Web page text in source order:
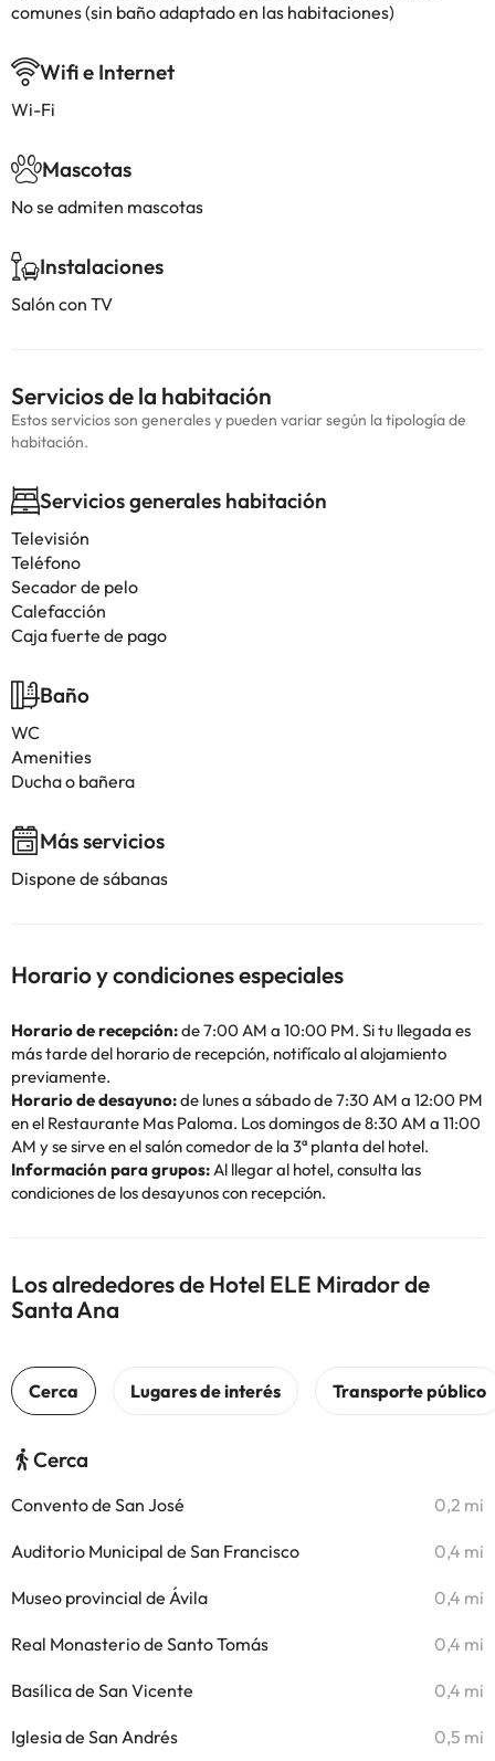
comunes (sin baño adaptado en las habitaciones)
Wifi e Internet
Wi-Fi
Mascotas
No se admiten mascotas
Instalaciones
Salón con TV
Servicios de la habitación
Estos servicios son generales y pueden variar según la tipología de
habitación.
Servicios generales habitación
Televisión
Teléfono
Secador de pelo
Calefacción
Caja fuerte de pago
Baño
WC
Amenities
Ducha o bañera
Más servicios
Dispone de sábanas
Horario y condiciones especiales
Horario de recepción:de 7:00 AM a 10:00 PM. Si tu llegada es
más tarde del horario de recepción, notifícalo al alojamiento
previamente.
Horario de desayuno:de lunes a sábado de 7:30 AM a 12:00 PM
en el Restaurante Mas Paloma. Los domingos de 8:30 AM a 11:00
AM y se sirve en el salón comedor de la 3ª planta del hotel.
Información para grupos:Al llegar al hotel, consulta las
condiciones de los desayunos con recepción.
Los alrededores de Hotel ELE Mirador de
Santa Ana
Cerca
Convento de San José 0,2 mi
Auditorio Municipal de San Francisco 0,4 mi
Museo provincial de Ávila 0,4 mi
Real Monasterio de Santo Tomás 0,4 mi
Basílica de San Vicente 0,4 mi
Iglesia de San Andrés 0,5 mi